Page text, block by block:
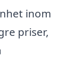
inom
priser,